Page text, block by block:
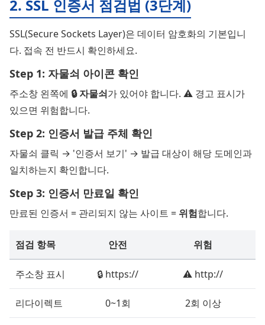
2. SSL 인증서 점검법 (3단계)
SSL(Secure Sockets Layer)은 데이터 암호화의 기본입니
다. 접속 전 반드시 확인하세요.
Step 1: 자물쇠 아이콘 확인
주소창 왼쪽에 🔒 자물쇠가 있어야 합니다. ⚠️ 경고 표시가
있으면 위험합니다.
Step 2: 인증서 발급 주체 확인
자물쇠 클릭 → '인증서 보기' → 발급 대상이 해당 도메인과
일치하는지 확인합니다.
Step 3: 인증서 만료일 확인
만료된 인증서 = 관리되지 않는 사이트 = 위험합니다.
점검 항목 안전 위험
주소창 표시 🔒 https:// ⚠️ http://
리다이렉트 0~1회 2회 이상